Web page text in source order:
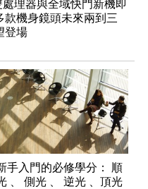
理器與全域快門新機即
款機身鏡頭未來兩到三
登場
手入門的必修學分： 順
、 側光 、 逆光 、頂光